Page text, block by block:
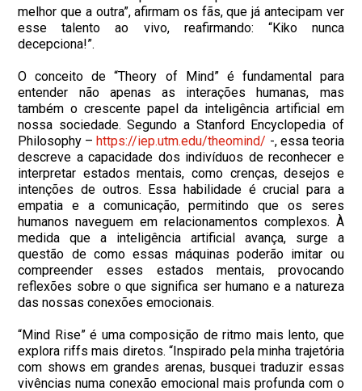
melhor que a outra”, afirmam os fãs, que já antecipam ver
esse talento ao vivo, reafirmando: “Kiko nunca
decepciona!”.
O conceito de “Theory of Mind” é fundamental para
entender não apenas as interações humanas, mas
também o crescente papel da inteligência artificial em
nossa sociedade. Segundo a Stanford Encyclopedia of
Philosophy –https://iep.utm.edu/theomind/ -, essa teoria
descreve a capacidade dos indivíduos de reconhecer e
interpretar estados mentais, como crenças, desejos e
intenções de outros. Essa habilidade é crucial para a
empatia e a comunicação, permitindo que os seres
humanos naveguem em relacionamentos complexos. À
medida que a inteligência artificial avança, surge a
questão de como essas máquinas poderão imitar ou
compreender esses estados mentais, provocando
reflexões sobre o que significa ser humano e a natureza
das nossas conexões emocionais.
“Mind Rise” é uma composição de ritmo mais lento, que
explora riffs mais diretos. “Inspirado pela minha trajetória
com shows em grandes arenas, busquei traduzir essas
vivências numa conexão emocional mais profunda com o